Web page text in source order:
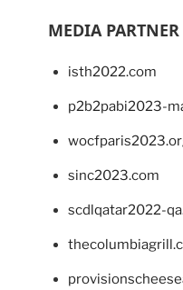
MEDIA
isth2022.com
p2b2pabi2023-
sinc2023.com
scdlqatar2022-